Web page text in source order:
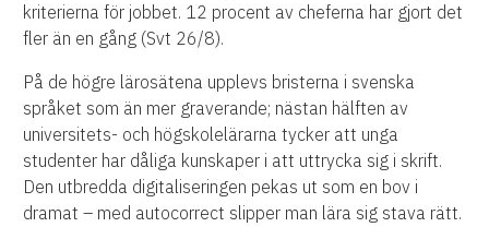
kriterierna för jobbet. 12 procent av cheferna har gjort det
fler än en gång (Svt 26/8).
På de högre lärosätena upplevs bristerna i svenska
språket som än mer graverande; nästan hälften av
universitets- och högskolelärarna tycker att unga
studenter har dåliga kunskaper i att uttrycka sig i skrift.
Den utbredda digitaliseringen pekas ut som en bov i
dramat – med autocorrect slipper man lära sig stava rätt.